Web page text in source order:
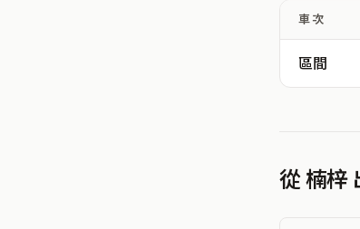
車次
區間
從 楠梓